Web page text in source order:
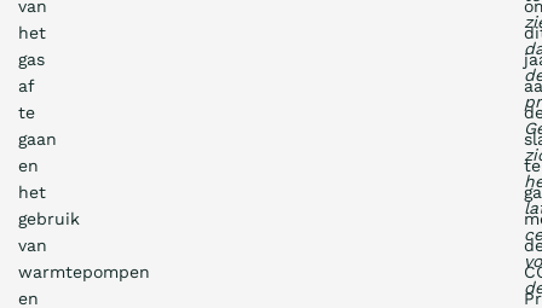
van
het
gas
af
te
gaan
en
het
gebruik
van
warmtepompen
en
te